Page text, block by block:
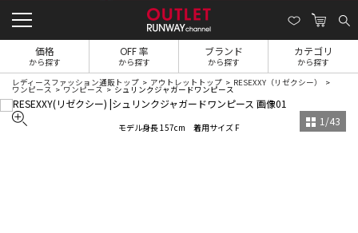
価格
から探す
OFF 率
から探す
ブランド
から探す
カテゴリ
から探す
レディースファッション通販トップ アウトレットトップ RESEXXY（リゼクシー）
ワンピース ワンピース シュリンクジャガードワンピース
モデル身長 157cm 着用サイズ F 1 /43